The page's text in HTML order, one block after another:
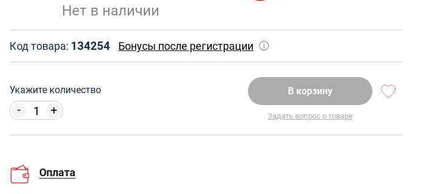
Нет в наличии
Код товара: 134254 Бонусы после регистрации
Укажите количество
+
-
В корзину
Задать вопрос о товаре
Оплата